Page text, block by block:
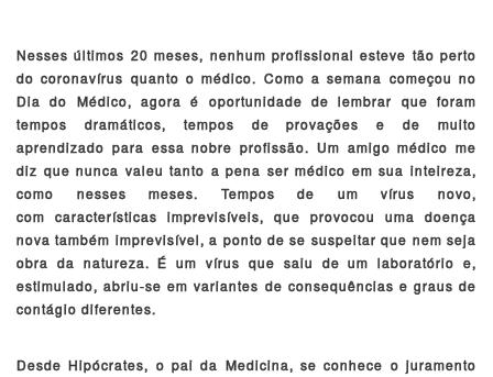
Nesses últimos 20 meses, nenhum profissional esteve tão perto
do coronavírus quanto o médico. Como a semana começou no
Dia do Médico, agora é oportunidade de lembrar que foram
tempos dramáticos, tempos de provações e de muito
aprendizado para essa nobre profissão. Um amigo médico me
diz que nunca valeu tanto a pena ser médico em sua inteireza,
como nesses meses. Tempos de um vírus novo,
com características imprevisíveis, que provocou uma doença
nova também imprevisível, a ponto de se suspeitar que nem seja
obra da natureza. É um vírus que saiu de um laboratório e,
estimulado, abriu-se em variantes de consequências e graus de
contágio diferentes.
Desde Hipócrates, o pai da Medicina, se conhece o juramento